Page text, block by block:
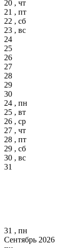
20 , чт
21 , пт
22 , сб
23 , вс
24
25
26
27
28
29
30
24 , пн
25 , вт
26 , ср
27 , чт
28 , пт
29 , сб
30 , вс
31
31 , пн
Сентябрь 2026